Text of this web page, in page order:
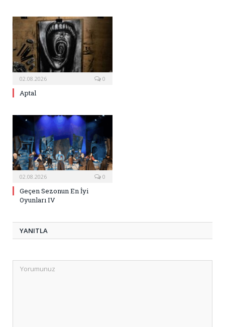
02.08.2026 0
Aptal
02.08.2026 0
Geçen Sezonun En İyi
Oyunları IV
YANITLA